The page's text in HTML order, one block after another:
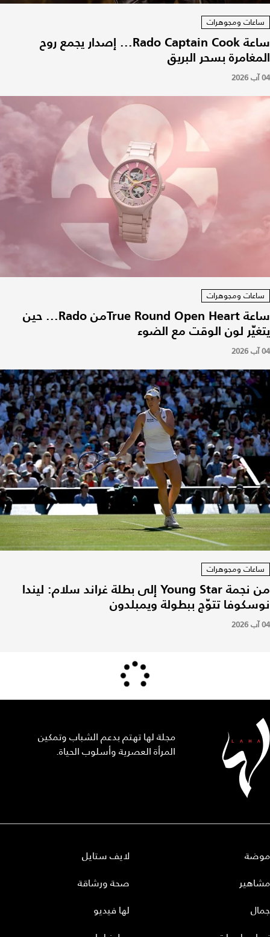
ساعات ومجوهرات
ساعة Rado Captain Cook... إصدار يجمع روح
المغامرة بسحر البريق
04 آب 2026
ساعات ومجوهرات
ساعة True Round Open Heartمن Rado... حين
يتغيّر لون الوقت مع الضوء
04 آب 2026
ساعات ومجوهرات
من نجمة Young Star إلى بطلة غراند سلام: ليندا
نوسكوفا تتوّج ببطولة ويمبلدون
04 آب 2026
مجلة لها تهتم بدعم الشباب وتمكين
المرأة العصرية وأسلوب الحياة.
موضة
مشاهير
جمال
لايف ستايل
صحة ورشاقة
لها فيديو